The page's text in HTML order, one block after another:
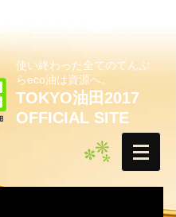
使い終わった全てのてんぷ
らeco油は資源へ。
TOKYO油田2017
OFFICIAL SITE